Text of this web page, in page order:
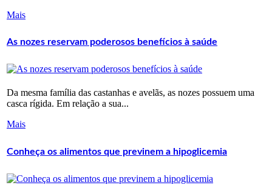
Mais
As nozes reservam poderosos benefícios à saúde
Da mesma família das castanhas e avelãs, as nozes possuem uma
casca rígida. Em relação a sua...
Mais
Conheça os alimentos que previnem a hipoglicemia